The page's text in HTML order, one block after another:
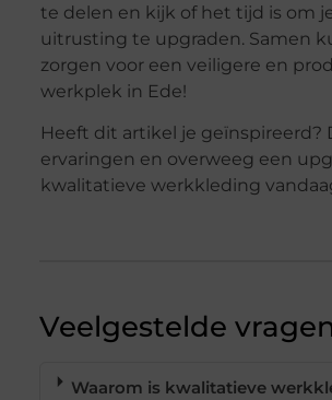
te delen en kijk of het tijd is om
uitrusting te upgraden. Samen
zorgen voor een veiligere en
werkplek in Ede!
Heeft dit artikel je geïnspireerd?
ervaringen en overweeg een
kwalitatieve werkkleding
Veelgestelde
Waarom is kwalitatieve